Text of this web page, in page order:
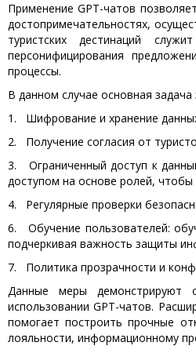
Применение GPT-чатов
достопримечательностях,
туристских дестинаций
персонифицирования
процессы.
В данном случае основная
1. Шифрование и хранение
2. Получение согласия от
3. Ограниченный доступ к
доступом на основе ролей,
4. Регулярные проверки
6. Обучение пользователей:
подчеркивая важность защиты
7. Политика прозрачности и
Данные меры демонстрируют
использовании GPT-чатов.
помогает построить прочные
лояльности, информационному